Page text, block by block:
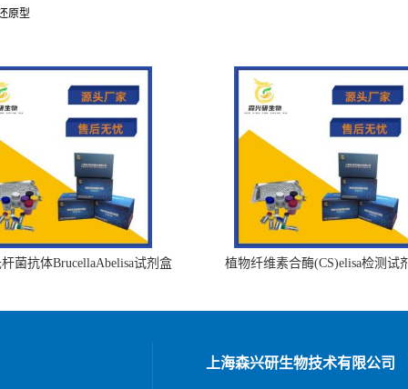
原型
菌抗体BrucellaAbelisa试剂盒 植物纤维素合酶(CS)elisa检测试
上海森兴研生物技术有限公司